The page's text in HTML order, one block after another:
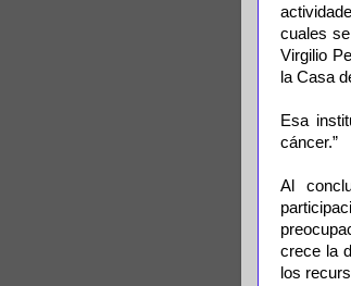
cuales
Virgilio
la Casa
Esa
cáncer.”
Al
crece la
los